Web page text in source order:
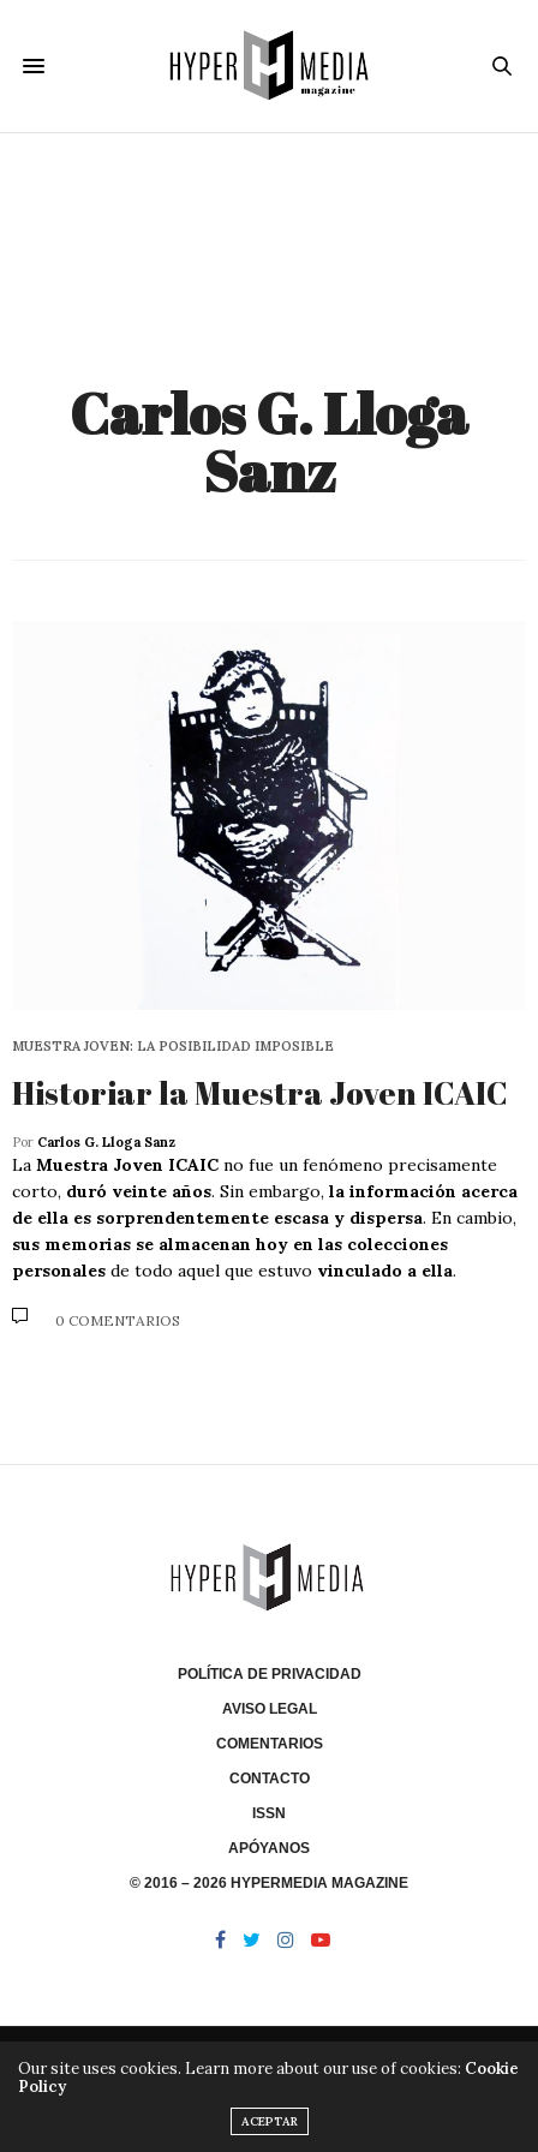
Carlos G. Lloga
Sanz
MUESTRA JOVEN: LA POSIBILIDAD IMPOSIBLE
Historiar la Muestra Joven ICAIC
Por Carlos G. Lloga Sanz
La Muestra Joven ICAIC no fue un fenómeno precisamente
corto, duró veinte años. Sin embargo, la información acerca
de ella es sorprendentemente escasa y dispersa. En cambio,
sus memorias se almacenan hoy en las colecciones
personales de todo aquel que estuvo vinculado a ella.
0 COMENTARIOS
POLÍTICA DE PRIVACIDAD
AVISO LEGAL
COMENTARIOS
CONTACTO
ISSN
APÓYANOS
© 2016 – 2026 HYPERMEDIA MAGAZINE
LIBRERÍA
Our site uses cookies. Learn more about our use of cookies: Cookie
Policy
ACEPTAR